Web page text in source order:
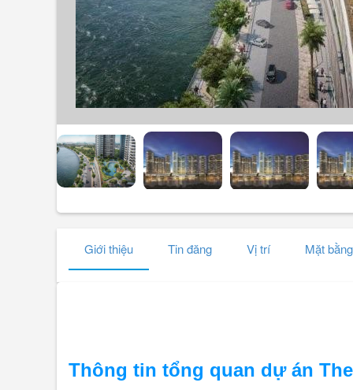
Giới thiệu Tin đăng Vị trí Mặt bằng
Thông tin tổng quan dự án